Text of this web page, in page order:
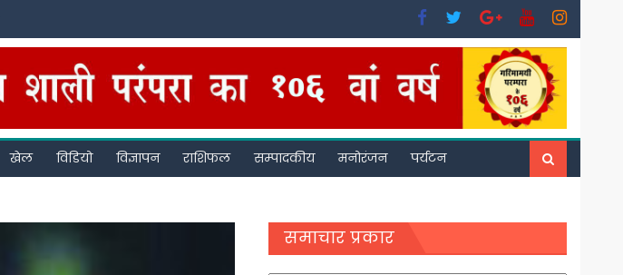
खेल विडियो विज्ञापन राशिफल सम्पादकीय मनोरंजन पर्यटन
समाचार प्रकार